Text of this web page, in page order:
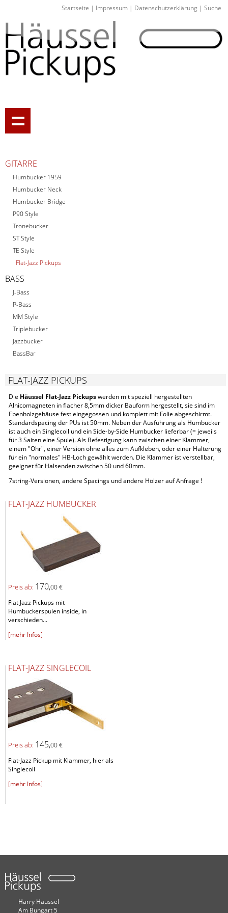
Startseite | Impressum | Datenschutzerklärung | Suche
GITARRE
Humbucker 1959
Humbucker Neck
Humbucker Bridge
P90 Style
Tronebucker
ST Style
TE Style
Flat-Jazz Pickups
BASS
J-Bass
P-Bass
MM Style
Triplebucker
Jazzbucker
BassBar
FLAT-JAZZ PICKUPS
Die Häussel Flat-Jazz Pickupswerden mit speziell hergestellten
Alnicomagneten in flacher 8,5mm dicker Bauform hergestellt, sie sind im
Ebenholzgehäuse fest eingegossen und komplett mit Folie abgeschirmt.
Standardspacing der PUs ist 50mm. Neben der Ausführung als Humbucker
ist auch ein Singlecoil und ein Side-by-Side Humbucker lieferbar (= jeweils
für 3 Saiten eine Spule). Als Befestigung kann zwischen einer Klammer,
einem "Ohr", einer Version ohne alles zum Aufkleben, oder einer Halterung
für ein "normales" HB-Loch gewählt werden. Die Klammer ist verstellbar,
geeignet für Halsenden zwischen 50 und 60mm.
7string-Versionen, andere Spacings und andere Hölzer auf Anfrage !
FLAT-JAZZ HUMBUCKER
Preis ab: 170,00 €
Flat Jazz Pickups mit
Humbuckerspulen inside, in
verschieden...
[mehr Infos]
FLAT-JAZZ SINGLECOIL
Preis ab: 145,00 €
Flat-Jazz Pickup mit Klammer, hier als
Singlecoil
[mehr Infos]
Harry Häussel
Am Bungart 5